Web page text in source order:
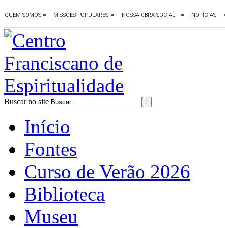
Buscar no site
Início
Fontes
Curso de Verão 2026
Biblioteca
Museu